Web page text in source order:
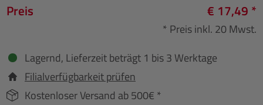
Preis € 17,49 *
* Preis inkl. 20 Mwst.
Lagernd, Lieferzeit beträgt 1 bis 3 Werktage
Filialverfügbarkeit prüfen
Kostenloser Versand ab 500€ *